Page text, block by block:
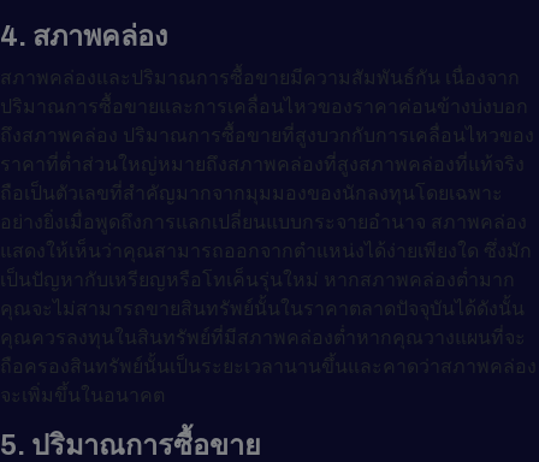
4. สภาพคล่อง
สภาพคล่องและปริมาณการซื้อขายมีความสัมพันธ์กัน เนื่องจาก
ปริมาณการซื้อขายและการเคลื่อนไหวของราคาค่อนข้างบ่งบอก
ถึงสภาพคล่อง ปริมาณการซื้อขายที่สูงบวกกับการเคลื่อนไหวของ
ราคาที่ต่ำส่วนใหญ่หมายถึงสภาพคล่องที่สูงสภาพคล่องที่แท้จริง
ถือเป็นตัวเลขที่สำคัญมากจากมุมมองของนักลงทุนโดยเฉพาะ
อย่างยิ่งเมื่อพูดถึงการแลกเปลี่ยนแบบกระจายอำนาจ สภาพคล่อง
แสดงให้เห็นว่าคุณสามารถออกจากตำแหน่งได้ง่ายเพียงใด ซึ่งมัก
เป็นปัญหากับเหรียญหรือโทเค็นรุ่นใหม่ หากสภาพคล่องต่ำมาก
คุณจะไม่สามารถขายสินทรัพย์นั้นในราคาตลาดปัจจุบันได้ดังนั้น
คุณควรลงทุนในสินทรัพย์ที่มีสภาพคล่องต่ำหากคุณวางแผนที่จะ
ถือครองสินทรัพย์นั้นเป็นระยะเวลานานขึ้นและคาดว่าสภาพคล่อง
จะเพิ่มขึ้นในอนาคต
5. ปริมาณการซื้อขาย